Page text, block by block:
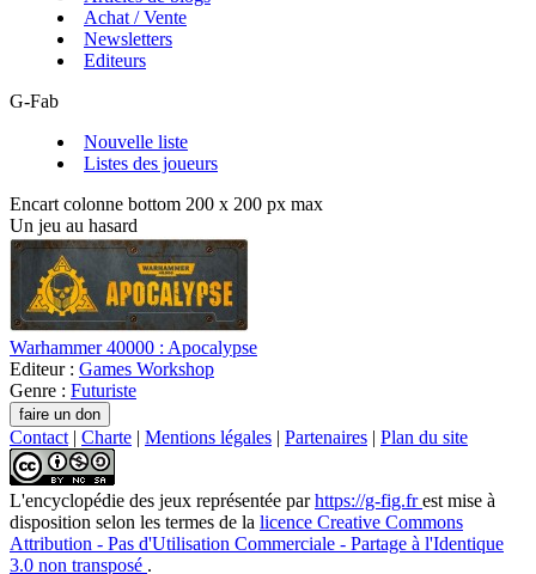
Achat / Vente
Newsletters
Editeurs
G-Fab
Nouvelle liste
Listes des joueurs
Encart colonne bottom 200 x 200 px max
Un jeu au hasard
Warhammer 40000 : Apocalypse
Editeur : Games Workshop
Genre : Futuriste
Contact | Charte | Mentions légales | Partenaires | Plan du site
L'encyclopédie des jeux représentée parhttps://g-fig.frest mise à
disposition selon les termes de la licence Creative Commons
Attribution - Pas d'Utilisation Commerciale - Partage à l'Identique
3.0 non transposé .